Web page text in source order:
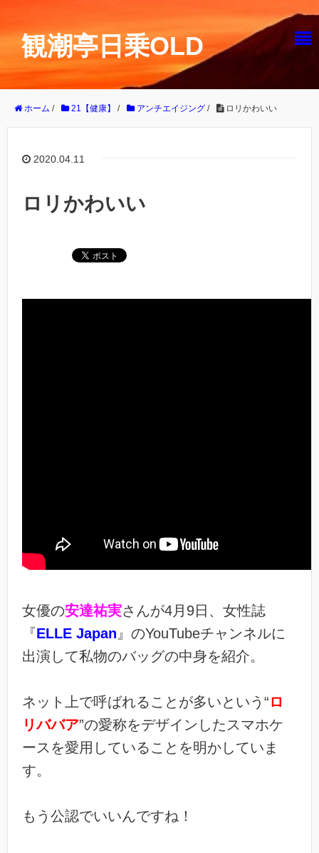
観潮亭日乗OLD
ホーム / 21【健康】 / アンチエイジング / ロリかわいい
2020.04.11
ロリかわいい
女優の安達祐実さんが4月9日、女性誌
『ELLE Japan 』のYouTubeチャンネルに
出演して私物のバッグの中身を紹介。
ネット上で呼ばれることが多いという“ロ
リババア”の愛称をデザインしたスマホケ
ースを愛用していることを明かしていま
す。
もう公認でいいんですね！